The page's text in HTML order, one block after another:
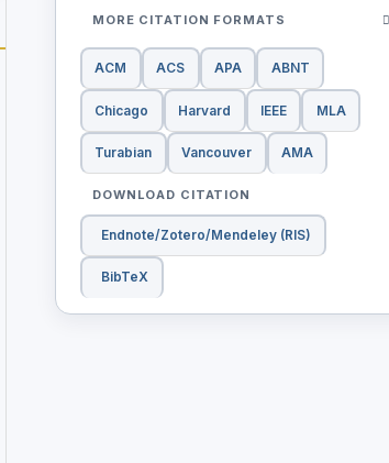
MORE CITATION FORMATS
ACM ACS APA ABNT
Chicago Harvard IEEE MLA
Turabian Vancouver AMA
DOWNLOAD CITATION
Endnote/Zotero/Mendeley (RIS)
BibTeX